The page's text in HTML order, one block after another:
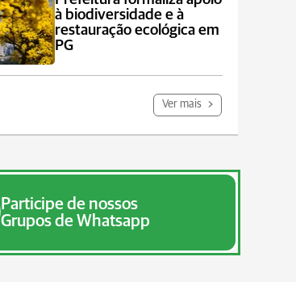
à biodiversidade e à
restauração ecológica em
PG
Ver mais
Participe de nossos
Grupos de Whatsapp